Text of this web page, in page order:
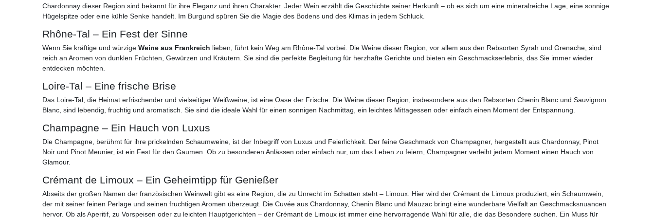
Chardonnay dieser Region sind bekannt für ihre Eleganz und ihren Charakter. Jeder Wein erzählt die Geschichte seiner Herkunft – ob es sich um eine mineralreiche Lage, eine sonnige
Hügelspitze oder eine kühle Senke handelt. Im Burgund spüren Sie die Magie des Bodens und des Klimas in jedem Schluck.
Rhône-Tal – Ein Fest der Sinne
Wenn Sie kräftige und würzige Weine aus Frankreich lieben, führt kein Weg am Rhône-Tal vorbei. Die Weine dieser Region, vor allem aus den Rebsorten Syrah und Grenache, sind
reich an Aromen von dunklen Früchten, Gewürzen und Kräutern. Sie sind die perfekte Begleitung für herzhafte Gerichte und bieten ein Geschmackserlebnis, das Sie immer wieder
entdecken möchten.
Loire-Tal – Eine frische Brise
Das Loire-Tal, die Heimat erfrischender und vielseitiger Weißweine, ist eine Oase der Frische. Die Weine dieser Region, insbesondere aus den Rebsorten Chenin Blanc und Sauvignon
Blanc, sind lebendig, fruchtig und aromatisch. Sie sind die ideale Wahl für einen sonnigen Nachmittag, ein leichtes Mittagessen oder einfach einen Moment der Entspannung.
Champagne – Ein Hauch von Luxus
Die Champagne, berühmt für ihre prickelnden Schaumweine, ist der Inbegriff von Luxus und Feierlichkeit. Der feine Geschmack von Champagner, hergestellt aus Chardonnay, Pinot
Noir und Pinot Meunier, ist ein Fest für den Gaumen. Ob zu besonderen Anlässen oder einfach nur, um das Leben zu feiern, Champagner verleiht jedem Moment einen Hauch von
Glamour.
Crémant de Limoux – Ein Geheimtipp für Genießer
Abseits der großen Namen der französischen Weinwelt gibt es eine Region, die zu Unrecht im Schatten steht – Limoux. Hier wird der Crémant de Limoux produziert, ein Schaumwein,
der mit seiner feinen Perlage und seinen fruchtigen Aromen überzeugt. Die Cuvée aus Chardonnay, Chenin Blanc und Mauzac bringt eine wunderbare Vielfalt an Geschmacksnuancen
hervor. Ob als Aperitif, zu Vorspeisen oder zu leichten Hauptgerichten – der Crémant de Limoux ist immer eine hervorragende Wahl für alle, die das Besondere suchen. Ein Muss für